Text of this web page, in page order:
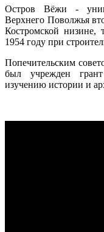
Остров Вёжи -
Верхнего Поволжья
Костромской низине,
1954 году при
Попечительским
был учрежден
изучению истории и